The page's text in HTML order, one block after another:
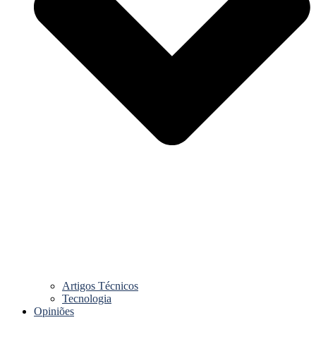
Artigos Técnicos
Tecnologia
Opiniões